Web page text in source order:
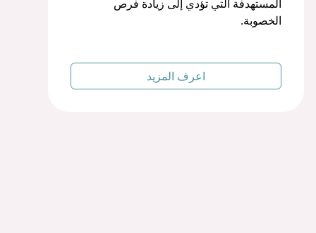
المستهدفة التي تؤدي إلى زيادة فرص
الخصوبة.
اعرف المزيد